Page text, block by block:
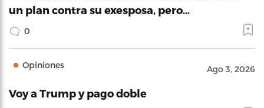
un plan contra su exesposa, pero…
0
Opiniones Ago 3, 2026
Voy a Trump y pago doble